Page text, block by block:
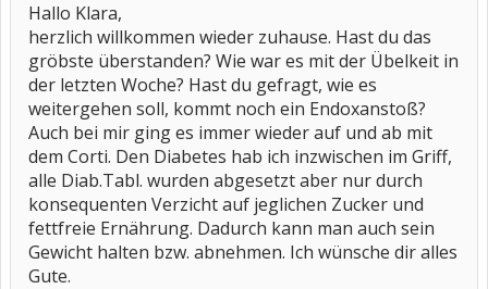
Hallo Klara,
herzlich willkommen wieder zuhause. Hast du das
gröbste überstanden? Wie war es mit der Übelkeit in
der letzten Woche? Hast du gefragt, wie es
weitergehen soll, kommt noch ein Endoxanstoß?
Auch bei mir ging es immer wieder auf und ab mit
dem Corti. Den Diabetes hab ich inzwischen im Griff,
alle Diab.Tabl. wurden abgesetzt aber nur durch
konsequenten Verzicht auf jeglichen Zucker und
fettfreie Ernährung. Dadurch kann man auch sein
Gewicht halten bzw. abnehmen. Ich wünsche dir alles
Gute.